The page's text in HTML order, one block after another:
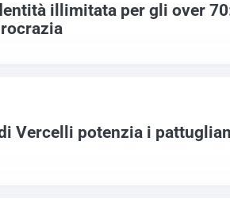
illimitata per gli over
Vercelli potenzia i